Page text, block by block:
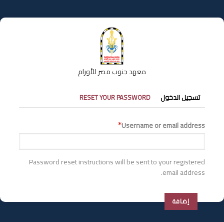
إلى
المحتوى
معهد جنوب مصر للأورام
التبويبات
الأساسية
تسجيل الدخول RESET YOUR PASSWORD
Username or email address
Password reset instructions will be sent to your registered
email address.